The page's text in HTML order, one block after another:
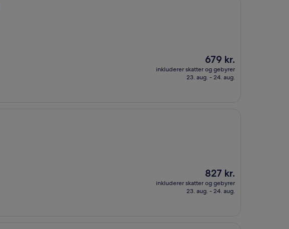
Prisen
er
679 kr.
679 kr.
inkluderer skatter og gebyrer
23. aug. - 24. aug.
Prisen
er
827 kr.
827 kr.
inkluderer skatter og gebyrer
23. aug. - 24. aug.